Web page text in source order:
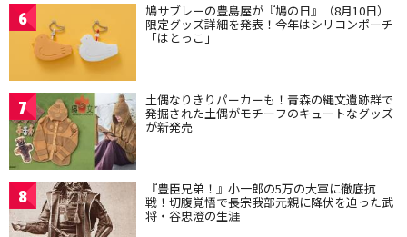
6 鳩サブレーの豊島屋が『鳩の日』（8月10日）
限定グッズ詳細を発表！今年はシリコンポーチ
「はとっこ」
7 土偶なりきりパーカーも！青森の縄文遺跡群で
発掘された土偶がモチーフのキュートなグッズ
が新発売
8 『豊臣兄弟！』小一郎の5万の大軍に徹底抗
戦！切腹覚悟で長宗我部元親に降伏を迫った武
将・谷忠澄の生涯